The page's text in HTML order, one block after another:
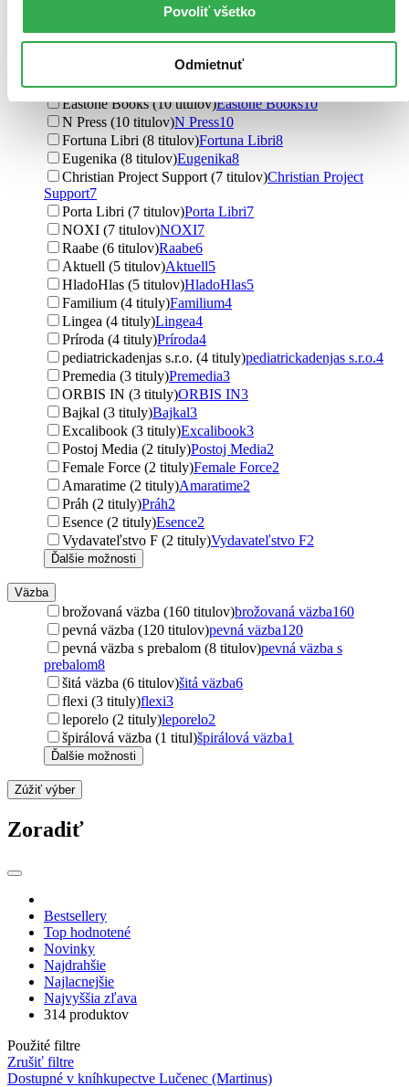
Povoliť všetko
Odmietnuť
Grada 23
Slovart (17 titulov)Slovart17
Citadella (14 titulov)Citadella14
Tatran (10 titulov)Tatran10
Eastone Books (10 titulov)Eastone Books10
N Press (10 titulov)N Press10
Fortuna Libri (8 titulov)Fortuna Libri8
Eugenika (8 titulov)Eugenika8
Christian Project Support (7 titulov)Christian Project
Support7
Porta Libri (7 titulov)Porta Libri7
NOXI (7 titulov)NOXI7
Raabe (6 titulov)Raabe6
Aktuell (5 titulov)Aktuell5
HladoHlas (5 titulov)HladoHlas5
Familium (4 tituly)Familium4
Lingea (4 tituly)Lingea4
Príroda (4 tituly)Príroda4
pediatrickadenjas s.r.o. (4 tituly)pediatrickadenjas s.r.o.4
Premedia (3 tituly)Premedia3
ORBIS IN (3 tituly)ORBIS IN3
Bajkal (3 tituly)Bajkal3
Excalibook (3 tituly)Excalibook3
Postoj Media (2 tituly)Postoj Media2
Female Force (2 tituly)Female Force2
Amaratime (2 tituly)Amaratime2
Práh (2 tituly)Práh2
Esence (2 tituly)Esence2
Vydavateľstvo F (2 tituly)Vydavateľstvo F2
Ďalšie možnosti
Väzba
brožovaná väzba (160 titulov)brožovaná väzba160
pevná väzba (120 titulov)pevná väzba120
pevná väzba s prebalom (8 titulov)pevná väzba s
prebalom8
šitá väzba (6 titulov)šitá väzba6
flexi (3 tituly)flexi3
leporelo (2 tituly)leporelo2
špirálová väzba (1 titul)špirálová väzba1
Ďalšie možnosti
Zúžiť výber
Zoradiť
Bestsellery
Top hodnotené
Novinky
Najdrahšie
Najlacnejšie
Najvyššia zľava
314 produktov
Použité filtre
Zrušiť filtre
Dostupné v kníhkupectve Lučenec (Martinus)